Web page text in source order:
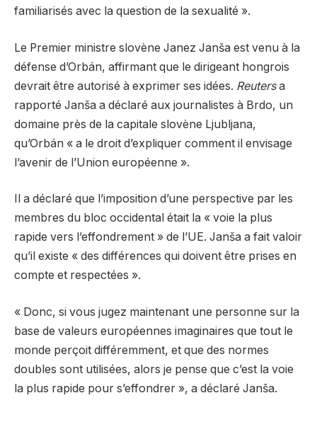
familiarisés avec la question de la sexualité ».
Le Premier ministre slovène Janez Janša est venu à la
défense d’Orbán, affirmant que le dirigeant hongrois
devrait être autorisé à exprimer ses idées. Reutersa
rapporté Janša a déclaré aux journalistes à Brdo, un
domaine près de la capitale slovène Ljubljana,
qu’Orbán « a le droit d’expliquer comment il envisage
l’avenir de l’Union européenne ».
Il a déclaré que l’imposition d’une perspective par les
membres du bloc occidental était la « voie la plus
rapide vers l’effondrement » de l’UE. Janša a fait valoir
qu’il existe « des différences qui doivent être prises en
compte et respectées ».
« Donc, si vous jugez maintenant une personne sur la
base de valeurs européennes imaginaires que tout le
monde perçoit différemment, et que des normes
doubles sont utilisées, alors je pense que c’est la voie
la plus rapide pour s’effondrer », a déclaré Janša.